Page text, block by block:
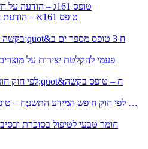
טופס 161ג – הודעה על חזרה מרצף פיצויים / קיצבה
טופס 161א – הודעת עובד עקב פרישה מעבודה
) 1998 ( לפי חוק חופש המידע התשנ;ח – טופס בקשה לקבלת …
חומר טבעי לטיפול בסוכרת